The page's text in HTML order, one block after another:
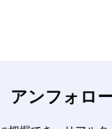
ンフォロ